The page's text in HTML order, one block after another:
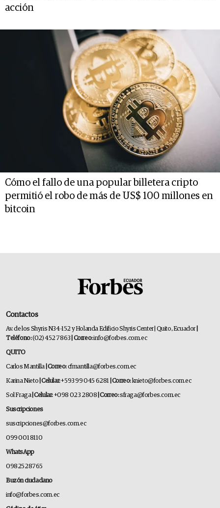
acción
Cómo el fallo de una popular billetera cripto
permitió el robo de más de US$ 100 millones en
bitcoin
Contactos
Av. de los Shyris N34-152 y Holanda Edificio Shyris Center | Quito, Ecuador
Teléfono:(02) 452 7863 | Correo:info@forbes.com.ec
QUITO
Carlos Mantilla | Correo:cfmantilla@forbes.com.ec
Karina Nieto | Celular:+593 99 045 6281 | Correo:knieto@forbes.com.ec
Sol Fraga| Celular:+098 023 2808 | Correo:sfraga@forbes.com.ec
Suscripciones
suscripciones@forbes.com.ec
099 001 8110
WhatsApp
0982528765
Buzón ciudadano
info@forbes.com.ec